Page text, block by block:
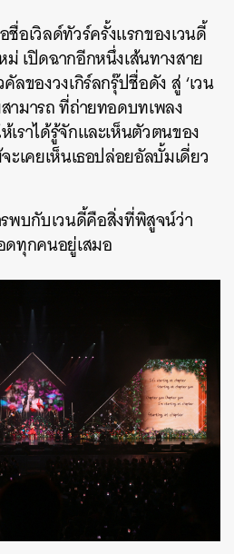
ชื่อเวิลด์ทัวร์ครั้งแรกของเวนดี้
เปิดฉากอีกหนึ่งเส้นทางสาย
ลของวงเกิร์ลกรุ๊ปชื่อดัง สู่ ‘เวน
ามารถ ที่ถ่ายทอดบทเพลง
เราได้รู้จักและเห็นตัวตนของ
ะเคยเห็นเธอปล่อยอัลบั้มเดี่ยว
พบกับเวนดี้คือสิ่งที่พิสูจน์ว่า
ดทุกคนอยู่เสมอ